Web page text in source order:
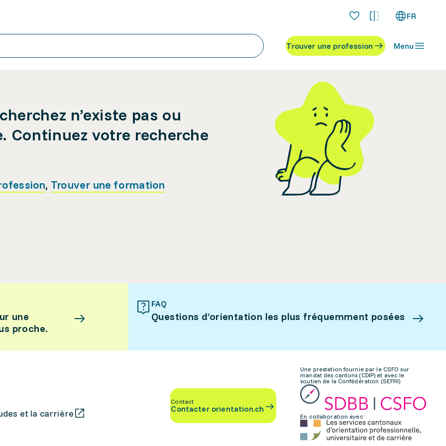
FR
Trouver une profession Menu
n’existe pas ou
Continuez votre recherche
, Trouver une formation
une
proche.
FAQ
Questions d’orientation les plus fréquemment posées
et la carrière
Contact
Contacter orientation.ch
Une prestation fournie par le CSFO sur
mandat des cantons (CDIP) et avec le
soutien de la Confédération (SEFRI)
En collaboration avec: